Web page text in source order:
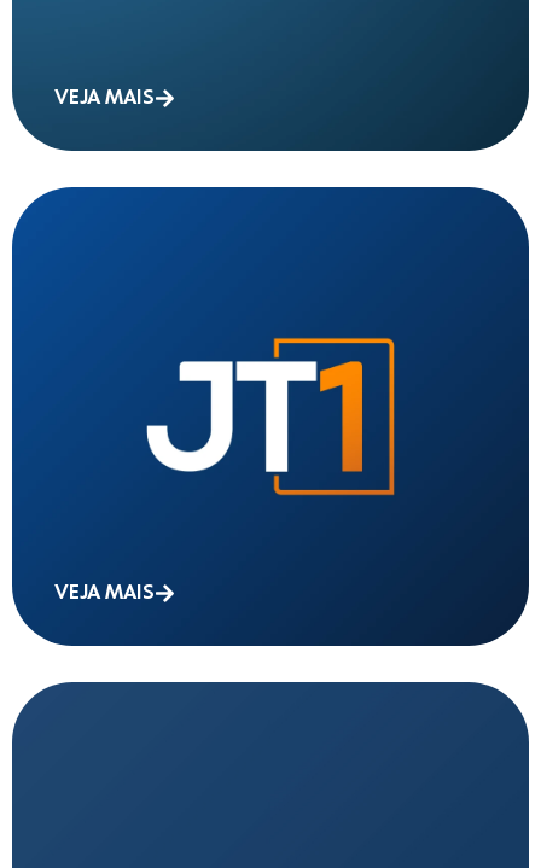
VEJA MAIS
VEJA MAIS